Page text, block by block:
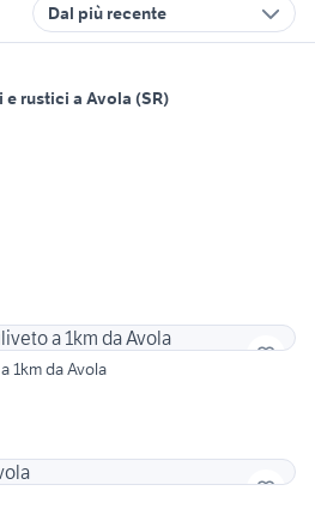
Dal più recente
rustici a Avola (SR)
1km da Avola